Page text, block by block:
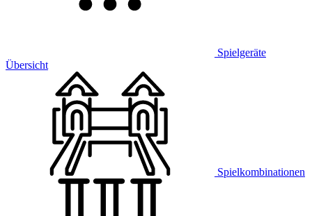
Spielgeräte
Übersicht
Spielkombinationen